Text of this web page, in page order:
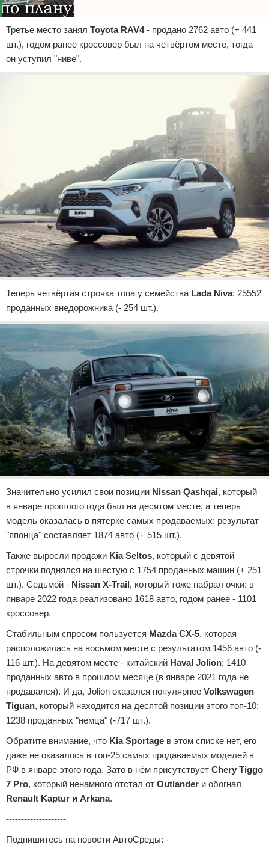
Третье место занял Toyota RAV4- продано 2762 авто (+ 441
шт.), годом ранее кроссовер был на четвёртом месте, тогда
он уступил "ниве".
Теперь четвёртая строчка топа у семейства Lada Niva: 25552
проданных внедорожника (- 254 шт.).
Значительно усилил свои позиции Nissan Qashqai, который
в январе прошлого года был на десятом месте, а теперь
модель оказалась в пятёрке самых продаваемых: результат
"японца" составляет 1874 авто (+ 515 шт.).
Также выросли продажи Kia Seltos, который с девятой
строчки поднялся на шестую с 1754 проданных машин (+ 251
шт.). Седьмой - Nissan X-Trail, который тоже набрал очки: в
январе 2022 года реализовано 1618 авто, годом ранее - 1101
кроссовер.
Стабильным спросом пользуется Mazda CX-5, которая
расположилась на восьмом месте с результатом 1456 авто (-
116 шт.). На девятом месте - китайский Haval Jolion: 1410
проданных авто в прошлом месяце (в январе 2021 года не
продавался). И да, Jolion оказался популярнее Volkswagen
Tiguan, который находится на десятой позиции этого топ-10:
1238 проданных "немца" (-717 шт.).
Обратите внимание, что Kia Sportage в этом списке нет, его
даже не оказалось в топ-25 самых продаваемых моделей в
РФ в январе этого года. Зато в нём присутствует Chery Tiggo
7 Pro, который ненамного отстал от Outlander и обогнал
Renault Kaptur и Arkana.
--------------------
Подпишитесь на новости АвтоСреды: -